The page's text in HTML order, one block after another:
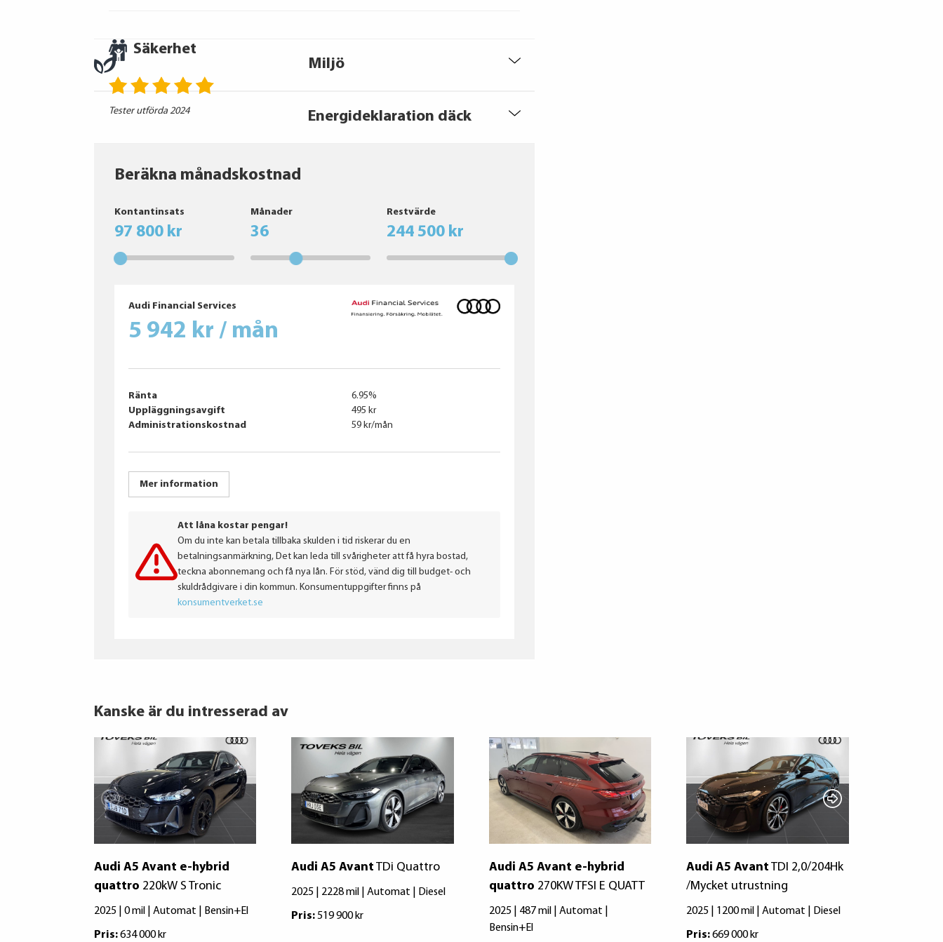
Säkerhet
Tester utförda 2024
Miljö
Energideklaration däck
Goodyear
Beräkna månadskostnad
Kontantinsats
97 800 kr
Månader
36
Restvärde
244 500 kr
Audi Financial Services
5 942 kr / mån
Ränta
6.95%
Uppläggningsavgift
495 kr
Administrationskostnad
59 kr/mån
Mer information
Att låna kostar pengar!
Om du inte kan betala tillbaka skulden i tid riskerar du en
betalningsanmärkning, Det kan leda till svårigheter att få hyra bostad,
teckna abonnemang och få nya lån. För stöd, vänd dig till budget- och
skuldrådgivare i din kommun. Konsumentuppgifter finns på
konsumentverket.se
Kanske är du intresserad av
Audi A5 Avant e-hybrid
quattro 220kW S Tronic
2025 | 0 mil | Automat | Bensin+El
Pris:634 000 kr
Audi A5 Avant TDi Quattro
2025 | 2228 mil | Automat | Diesel
Pris:519 900 kr
Audi A5 Avant e-hybrid
quattro 270KW TFSI E QUATT
2025 | 487 mil | Automat |
Bensin+El
Audi A5 Avant TDI 2,0/204Hk
/Mycket utrustning
2025 | 1200 mil | Automat | Diesel
Pris:669 000 kr